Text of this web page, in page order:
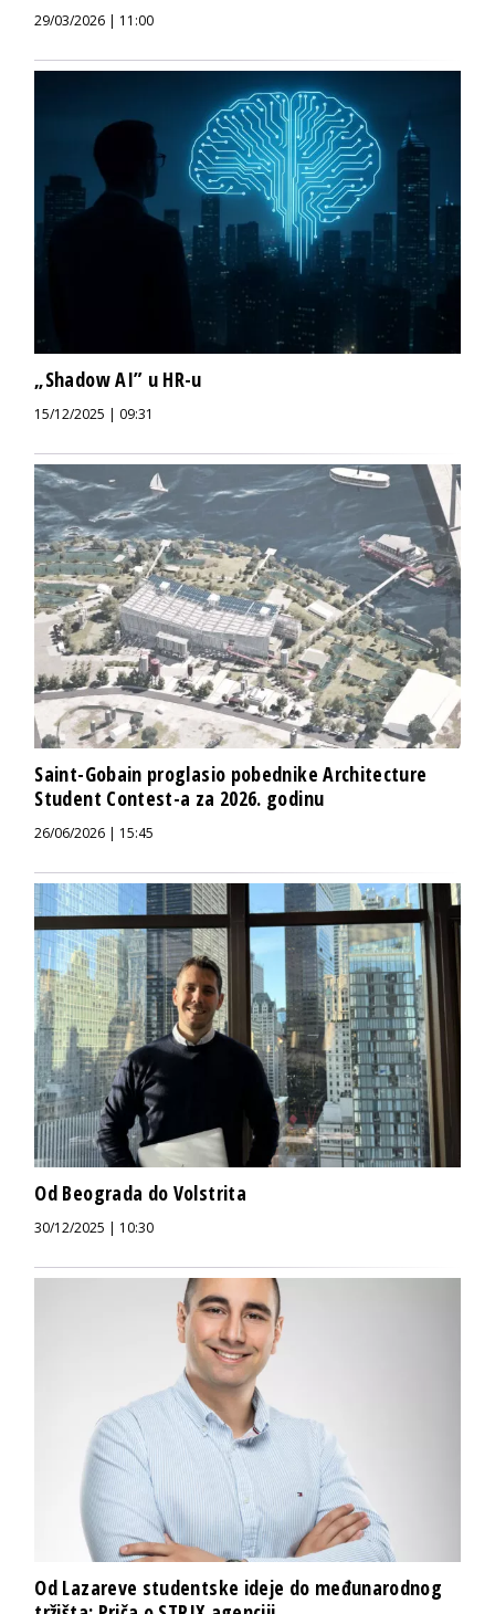
29/03/2026 | 11:00
„Shadow AI” u HR-u
15/12/2025 | 09:31
Saint-Gobain proglasio pobednike Architecture
Student Contest-a za 2026. godinu
26/06/2026 | 15:45
Od Beograda do Volstrita
30/12/2025 | 10:30
Od Lazareve studentske ideje do međunarodnog